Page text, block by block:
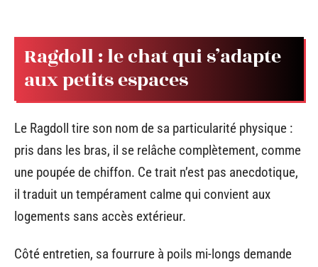
Ragdoll : le chat qui s’adapte
aux petits espaces
Le Ragdoll tire son nom de sa particularité physique :
pris dans les bras, il se relâche complètement, comme
une poupée de chiffon. Ce trait n’est pas anecdotique,
il traduit un tempérament calme qui convient aux
logements sans accès extérieur.
Côté entretien, sa fourrure à poils mi-longs demande